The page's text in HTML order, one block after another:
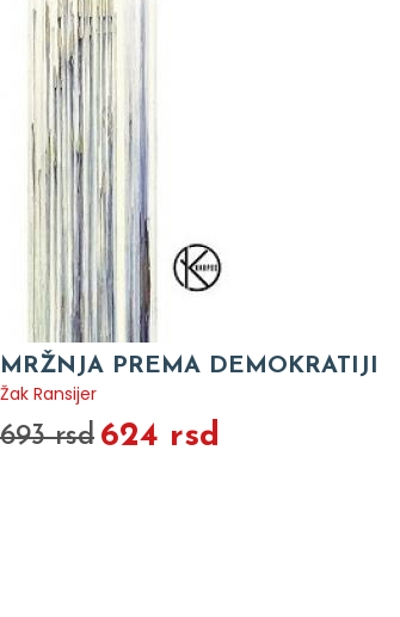
MRŽNJA PREMA DEMOKRATIJI
Žak Ransijer
693 rsd 624 rsd